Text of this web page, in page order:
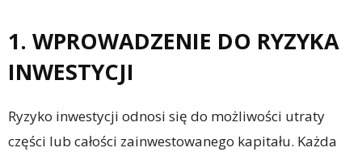
1. WPROWADZENIE DO RYZYKA
INWESTYCJI
Ryzyko inwestycji odnosi się do możliwości utraty
części lub całości zainwestowanego kapitału. Każda